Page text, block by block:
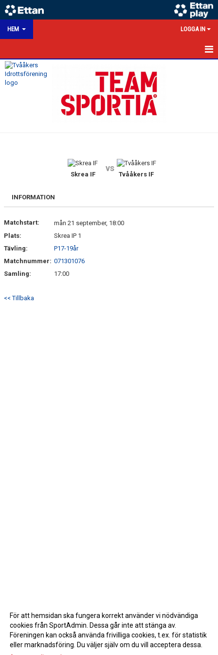
HEM LOGGA IN
HEM
KONTAKT
BILDGALLERI
KLUBBSHOP
Skrea IF
vs
Tvååkers IF
INFORMATION
Matchstart:
mån 21 september, 18:00
Plats:
Skrea IP 1
Tävling:
P17-19år
Matchnummer: 071301076
Samling:
17:00
<< Tillbaka
För att hemsidan ska fungera korrekt använder vi nödvändiga
cookies från SportAdmin. Dessa går inte att stänga av.
Föreningen kan också använda frivilliga cookies, t.ex. för statistik
eller marknadsföring. Du väljer själv om du vill acceptera dessa.